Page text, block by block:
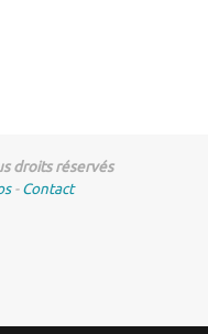
droits réservés
-Contact